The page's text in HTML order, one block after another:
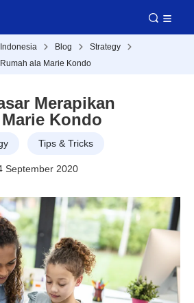
Blog
Strategy
ala Marie Kondo
Merapikan
Kondo
Tips & Tricks
September 2020